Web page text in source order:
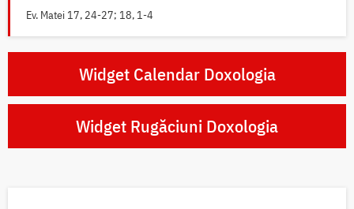
Ev. Matei 17, 24-27; 18, 1-4
Widget Calendar Doxologia
Widget Rugăciuni Doxologia